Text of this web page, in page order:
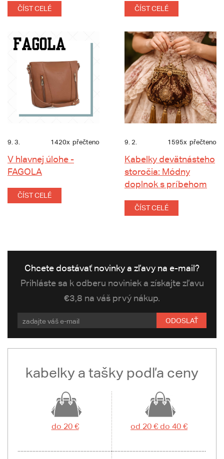
ČÍST CELÉ ČÍST CELÉ
9. 3. 1420x přečteno
V hlavnej úlohe -
FAGOLA
ČÍST CELÉ
9. 2. 1595x přečteno
Kabelky devätnásteho
storočia: Módny
doplnok s príbehom
ČÍST CELÉ
Chcete dostávať novinky a zľavy na e-mail?
Prihláste sa k odberu noviniek a získajte zľavu
€3,8 na váš prvý nákup.
ODOSLAŤ
kabelky a tašky podľa ceny
do 20 € od 20 € do 40 €